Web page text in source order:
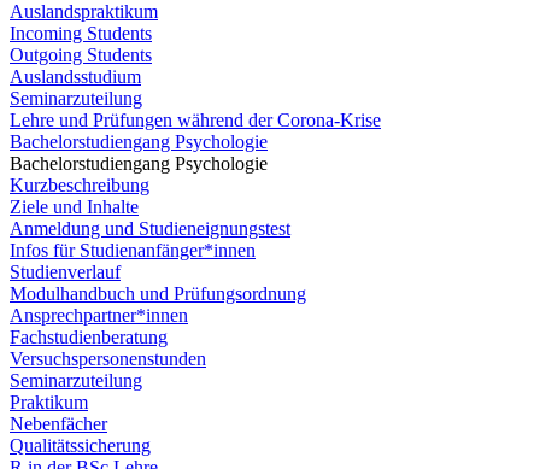
Auslandspraktikum
Incoming Students
Outgoing Students
Auslandsstudium
Seminarzuteilung
Lehre und Prüfungen während der Corona-Krise
Bachelorstudiengang Psychologie
Bachelorstudiengang Psychologie
Kurzbeschreibung
Ziele und Inhalte
Anmeldung und Studieneignungstest
Infos für Studienanfänger*innen
Studienverlauf
Modulhandbuch und Prüfungsordnung
Ansprechpartner*innen
Fachstudienberatung
Versuchspersonenstunden
Seminarzuteilung
Praktikum
Nebenfächer
Qualitätssicherung